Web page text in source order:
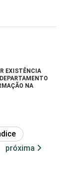
EXISTÊNCIA
NA
próxima